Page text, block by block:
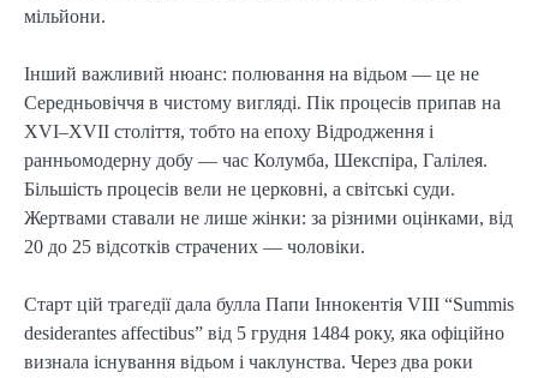
мільйони.
Інший важливий нюанс: полювання на відьом — це не
Середньовіччя в чистому вигляді. Пік процесів припав на
XVI–XVII століття, тобто на епоху Відродження і
ранньомодерну добу — час Колумба, Шекспіра, Галілея.
Більшість процесів вели не церковні, а світські суди.
Жертвами ставали не лише жінки: за різними оцінками, від
20 до 25 відсотків страчених — чоловіки.
Старт цій трагедії дала булла Папи Іннокентія VIII “Summis
desiderantes affectibus” від 5 грудня 1484 року, яка офіційно
визнала існування відьом і чаклунства. Через два роки